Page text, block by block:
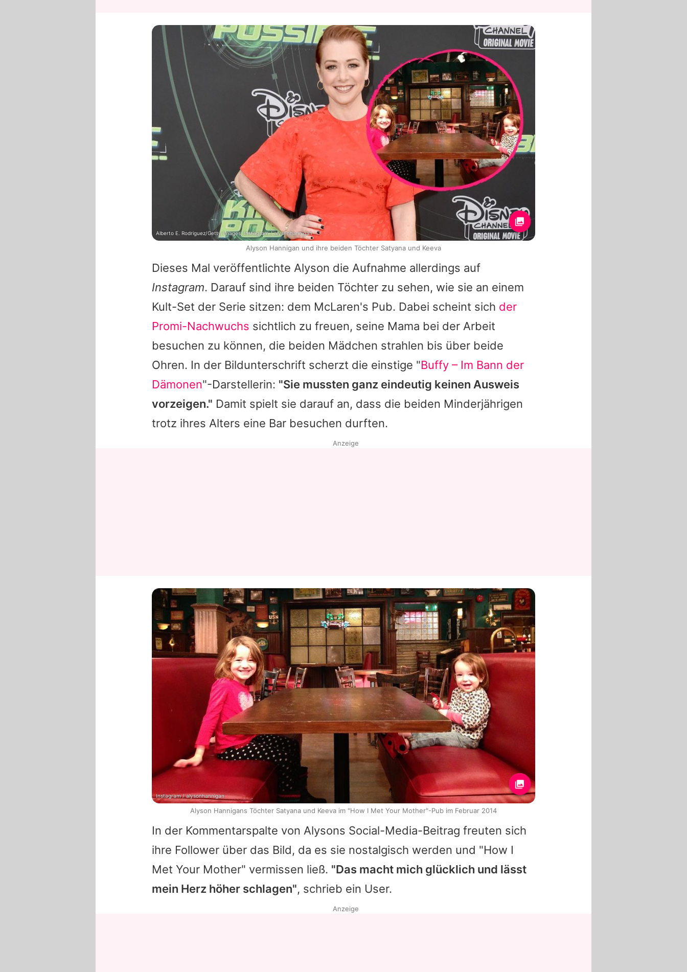
Dieses Mal veröffentlichte Alyson die Aufnahme allerdings auf
Instagram. Darauf sind ihre beiden Töchter zu sehen, wie sie an einem
Kult-Set der Serie sitzen: dem McLaren's Pub. Dabei scheint sich der
Promi-Nachwuchs sichtlich zu freuen, seine Mama bei der Arbeit
besuchen zu können, die beiden Mädchen strahlen bis über beide
Ohren. In der Bildunterschrift scherzt die einstige "Buffy – Im Bann der
Dämonen"-Darstellerin: "Sie mussten ganz eindeutig keinen Ausweis
vorzeigen." Damit spielt sie darauf an, dass die beiden Minderjährigen
trotz ihres Alters eine Bar besuchen durften.
In der Kommentarspalte von Alysons Social-Media-Beitrag freuten sich
ihre Follower über das Bild, da es sie nostalgisch werden und "How I
Met Your Mother" vermissen ließ. "Das macht mich glücklich und lässt
mein Herz höher schlagen", schrieb ein User.
Alberto E. Rodriguez/Getty Images; Instagram / alysonhannigan
Alyson Hannigan und ihre beiden Töchter Satyana und Keeva
Anzeige
Instagram / alysonhannigan
Alyson Hannigans Töchter Satyana und Keeva im "How I Met Your Mother"-Pub im Februar 2014
Anzeige